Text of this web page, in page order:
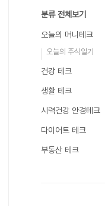
분류 전체보기
오늘의 머니테크
오늘의 주식일기
건강 테크
생활 테크
시력건강 안경테크
다이어트 테크
부동산 테크